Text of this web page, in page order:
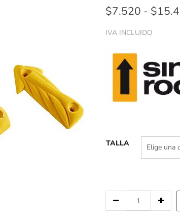
$7.520 - $
IVA INCLUIDO
TALLA